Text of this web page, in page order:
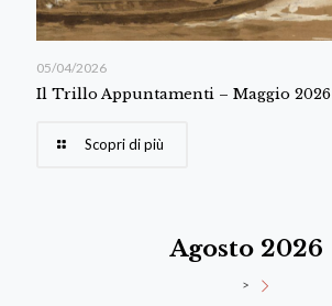
05/04/2026
Il Trillo Appuntamenti – Maggio 2026
Scopri di più
Agosto 2026
>